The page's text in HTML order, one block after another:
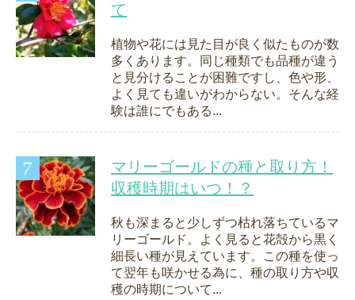
て
植物や花には見た目が良く似たものが数
多くあります。同じ種類でも品種が違う
と見分けることが困難ですし、色や形、
よく見ても違いがわからない。そんな経
験は誰にでもある...
マリーゴールドの種と取り方！
収穫時期はいつ！？
秋も深まると少しずつ枯れ落ちているマ
リーゴールド。よく見ると花殻から黒く
細長い種が見えています。この種を使っ
て翌年も咲かせる為に、種の取り方や収
穫の時期について...